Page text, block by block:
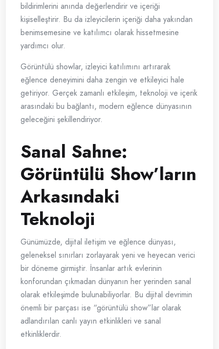
bildirimlerini anında değerlendirir ve içeriği
kişiselleştirir. Bu da izleyicilerin içeriği daha yakından
benimsemesine ve katılımcı olarak hissetmesine
yardımcı olur.
Görüntülü showlar, izleyici katılımını artırarak
eğlence deneyimini daha zengin ve etkileyici hale
getiriyor. Gerçek zamanlı etkileşim, teknoloji ve içerik
arasındaki bu bağlantı, modern eğlence dünyasının
geleceğini şekillendiriyor.
Sanal Sahne:
Görüntülü Show’ların
Arkasındaki
Teknoloji
Günümüzde, dijital iletişim ve eğlence dünyası,
geleneksel sınırları zorlayarak yeni ve heyecan verici
bir döneme girmiştir. İnsanlar artık evlerinin
konforundan çıkmadan dünyanın her yerinden sanal
olarak etkileşimde bulunabiliyorlar. Bu dijital devrimin
önemli bir parçası ise “görüntülü show”lar olarak
adlandırılan canlı yayın etkinlikleri ve sanal
etkinliklerdir.